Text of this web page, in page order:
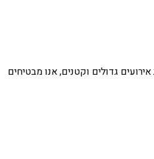
גדולים וקטנים, אנו מבטיחים